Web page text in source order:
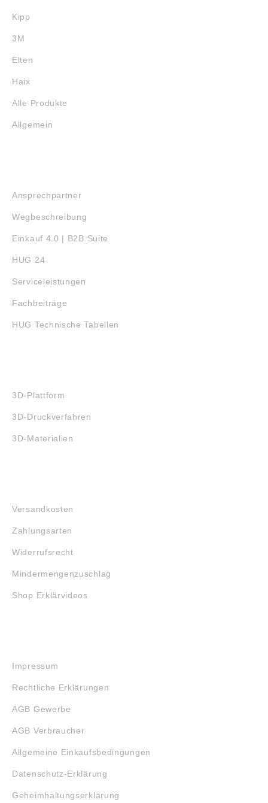
Kipp
3M
Elten
Haix
Alle Produkte
Allgemein
Ansprechpartner
Wegbeschreibung
Einkauf 4.0 | B2B Suite
HUG 24
Serviceleistungen
Fachbeiträge
HUG Technische Tabellen
3D-Plattform
3D-Druckverfahren
3D-Materialien
Versandkosten
Zahlungsarten
Widerrufsrecht
Mindermengenzuschlag
Shop Erklärvideos
Impressum
Rechtliche Erklärungen
AGB Gewerbe
AGB Verbraucher
Allgemeine Einkaufsbedingungen
Datenschutz-Erklärung
Geheimhaltungserklärung